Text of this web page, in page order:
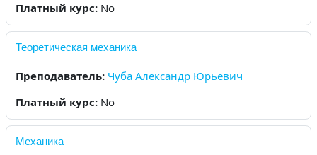
Платный курс: No
Теоретическая механика
Преподаватель: Чуба Александр Юрьевич
Платный курс: No
Механика